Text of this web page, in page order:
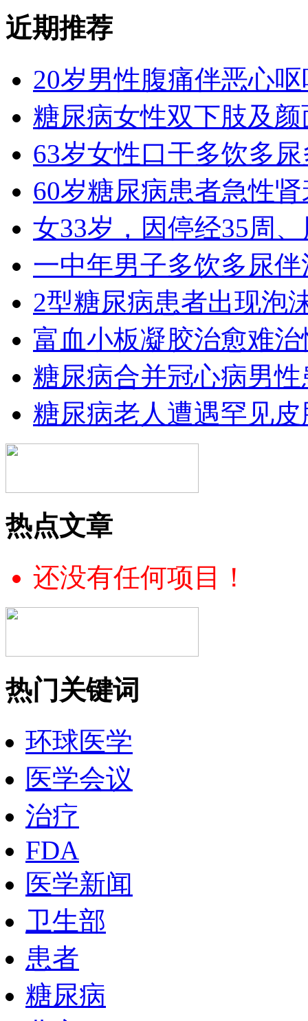
近期推荐
20岁男性腹痛伴恶心
糖尿病女性双下肢及
63岁女性口干多饮多
60岁糖尿病患者急性
女33岁，因停经35周
一中年男子多饮多尿
2型糖尿病患者出现泡
富血小板凝胶治愈难
糖尿病合并冠心病男
糖尿病老人遭遇罕见
热点文章
还没有任何项目！
热门关键词
环球医学
医学会议
治疗
FDA
医学新闻
卫生部
患者
糖尿病